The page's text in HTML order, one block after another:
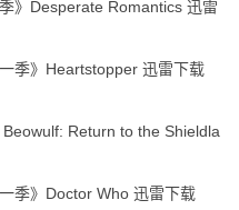
》Desperate Romantics 迅雷
季》Heartstopper 迅雷下载
Beowulf: Return to the Shieldla
季》Doctor Who 迅雷下载